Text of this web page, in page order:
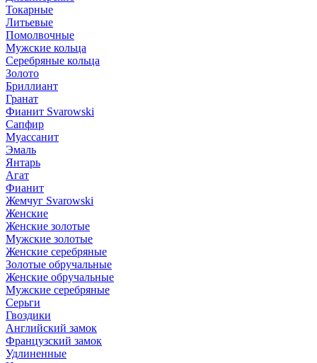
Токарные
Литьевые
Помолвочные
Мужские кольца
Серебряные кольца
Золото
Бриллиант
Гранат
Фианит Svarowski
Сапфир
Муассанит
Эмаль
Янтарь
Агат
Фианит
Жемчуг Svarowski
Женские
Женские золотые
Мужские золотые
Женские серебряные
Золотые обручальные
Женские обручальные
Мужские серебряные
Серьги
Гвоздики
Английский замок
Французский замок
Удлиненные